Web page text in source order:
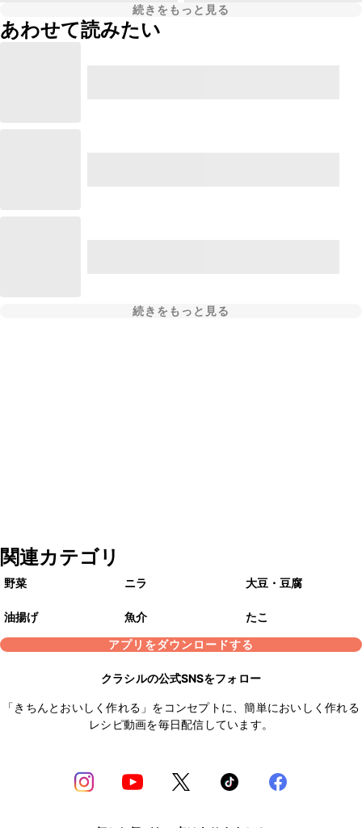
続きをもっと見る
あわせて読みたい
続きをもっと見る
関連カテゴリ
野菜 ニラ 大豆・豆腐
油揚げ 魚介
たこ
アプリをダウンロードする
クラシルの公式SNSをフォロー
「きちんとおいしく作れる」をコンセプトに、簡単においしく作れる
レシピ動画を毎日配信しています。